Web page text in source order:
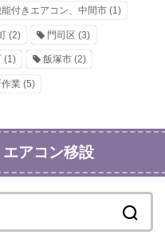
付きエアコン、中間市(1)
(2) 門司区 (3)
(1) 飯塚市(2)
業(5)
アコン移設